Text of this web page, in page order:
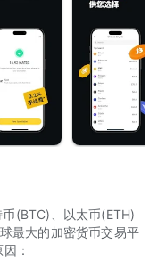
(BTC)、以太币(ETH)
最大的加密货币交易平
：